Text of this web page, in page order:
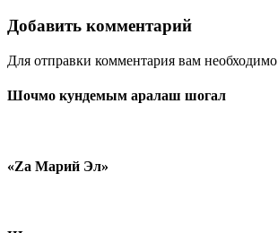
Добавить комментарий
Для отправки комментария вам необходимо
Шочмо кундемым аралаш шогал
«Zа Марий Эл»